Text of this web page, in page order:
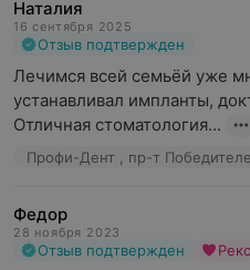
Наталия
16 сентября 2025
Отзыв подтвержден
Лечимся всей семьёй уже
устанавливал импланты,
Отличная стоматология...
Профи-Дент , пр-т
Федор
28 ноября 2023
Отзыв подтвержден